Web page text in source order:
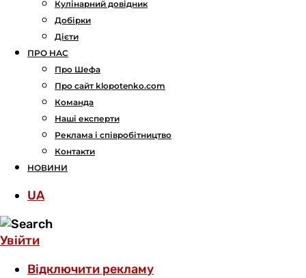
Кулінарний довідник
Добірки
Дієти
ПРО НАС
Про Шефа
Про сайт klopotenko.com
Команда
Наші експерти
Реклама і співробітництво
Контакти
НОВИНИ
UA
Увійти
Відключити рекламу